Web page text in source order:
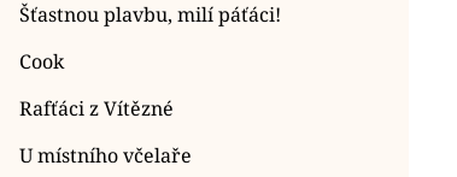
Šťastnou plavbu, milí páťáci!
Cook
Rafťáci z Vítězné
U místního včelaře